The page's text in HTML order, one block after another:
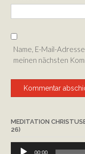
Name, E-Mail-
meinen nächsten
MEDITATION
26)
Audio-
00:00